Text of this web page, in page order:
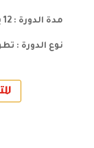
مدة الدورة : 12 يوم .
نوع الدورة :